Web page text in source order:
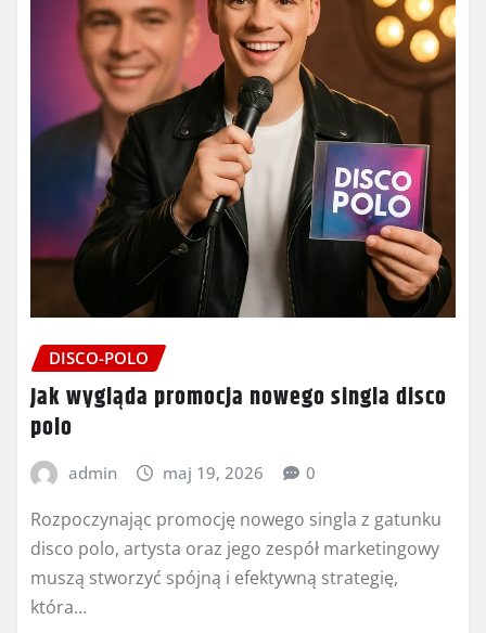
DISCO-POLO
Jak wygląda promocja nowego singla disco
polo
admin maj 19, 2026 0
Rozpoczynając promocję nowego singla z gatunku
disco polo, artysta oraz jego zespół marketingowy
muszą stworzyć spójną i efektywną strategię,
która…